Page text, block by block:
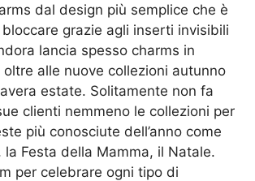
dal design più semplice che è
grazie agli inserti invisibili
lancia spesso charms in
alle nuove collezioni autunno
estate. Solitamente non fa
clienti nemmeno le collezioni per
più conosciute dell’anno come
la Festa della Mamma, il Natale.
per celebrare ogni tipo di